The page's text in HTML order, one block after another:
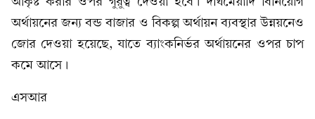
অর্থায়নের জন্য বন্ড বাজার ও বিকল্প অর্থায়ন ব্যবস্থার উন্নয়নেও
জোর দেওয়া হয়েছে, যাতে ব্যাংকনির্ভর অর্থায়নের ওপর চাপ
কমে আসে।
এসআর